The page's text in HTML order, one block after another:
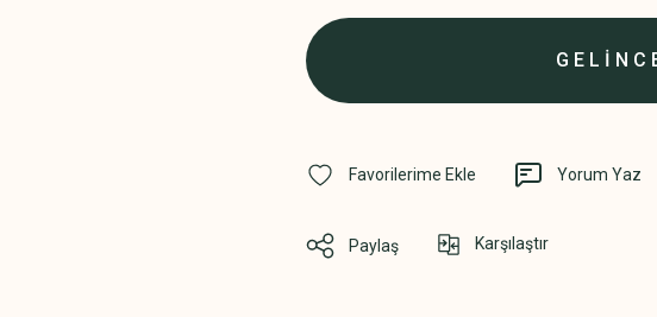
Yorum Yaz
Paylaş Karşılaştır